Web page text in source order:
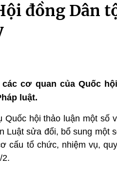
đồng Dân
cơ quan của Quốc
luật.
hội thảo luận một số
Luật sửa đổi, bổ sung một
cấu tổ chức, nhiệm vụ,
2.